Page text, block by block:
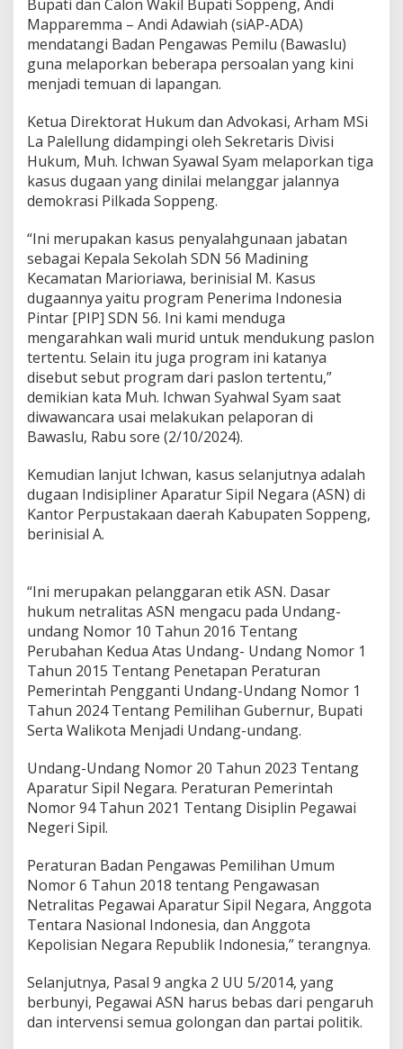
d
a
n
K
e
s
e
k
S
D
N
i
B
a
w
a
s
l
u
,
D
i
d
u
g
L
a
n
g
A
t
u
r
a
n
P
l
k
d
a
Bupati dan Calon Wakil Bupati Soppeng, Andi
Mapparemma – Andi Adawiah (siAP-ADA)
mendatangi Badan Pengawas Pemilu (Bawaslu)
guna melaporkan beberapa persoalan yang kini
menjadi temuan di lapangan.
Ketua Direktorat Hukum dan Advokasi, Arham MSi
La Palellung didampingi oleh Sekretaris Divisi
Hukum, Muh. Ichwan Syawal Syam melaporkan tiga
kasus dugaan yang dinilai melanggar jalannya
demokrasi Pilkada Soppeng.
“Ini merupakan kasus penyalahgunaan jabatan
sebagai Kepala Sekolah SDN 56 Madining
Kecamatan Marioriawa, berinisial M. Kasus
dugaannya yaitu program Penerima Indonesia
Pintar [PIP] SDN 56. Ini kami menduga
mengarahkan wali murid untuk mendukung paslon
tertentu. Selain itu juga program ini katanya
disebut sebut program dari paslon tertentu,”
demikian kata Muh. Ichwan Syahwal Syam saat
diwawancara usai melakukan pelaporan di
Bawaslu, Rabu sore (2/10/2024).
Kemudian lanjut Ichwan, kasus selanjutnya adalah
dugaan Indisipliner Aparatur Sipil Negara (ASN) di
Kantor Perpustakaan daerah Kabupaten Soppeng,
berinisial A.
“Ini merupakan pelanggaran etik ASN. Dasar
hukum netralitas ASN mengacu pada Undang-
undang Nomor 10 Tahun 2016 Tentang
Perubahan Kedua Atas Undang- Undang Nomor 1
Tahun 2015 Tentang Penetapan Peraturan
Pemerintah Pengganti Undang-Undang Nomor 1
Tahun 2024 Tentang Pemilihan Gubernur, Bupati
Serta Walikota Menjadi Undang-undang.
Undang-Undang Nomor 20 Tahun 2023 Tentang
Aparatur Sipil Negara. Peraturan Pemerintah
Nomor 94 Tahun 2021 Tentang Disiplin Pegawai
Negeri Sipil.
Peraturan Badan Pengawas Pemilihan Umum
Nomor 6 Tahun 2018 tentang Pengawasan
Netralitas Pegawai Aparatur Sipil Negara, Anggota
Tentara Nasional Indonesia, dan Anggota
Kepolisian Negara Republik Indonesia,” terangnya.
Selanjutnya, Pasal 9 angka 2 UU 5/2014, yang
berbunyi, Pegawai ASN harus bebas dari pengaruh
dan intervensi semua golongan dan partai politik.